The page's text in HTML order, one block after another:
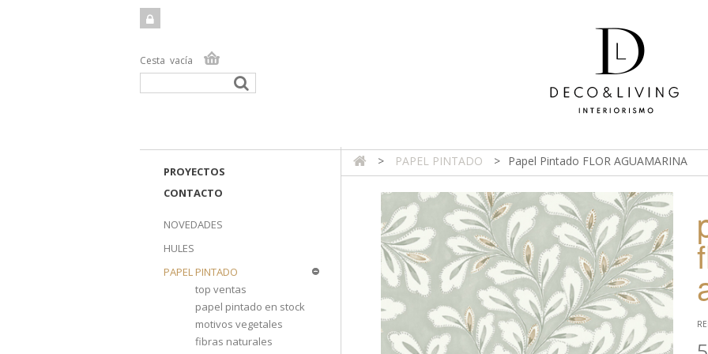
Cesta vacía
TIENDA ONLINE TIENDA FÍSICA PROYECTOS CONTACTO
PROYECTOS
CONTACTO
NOVEDADES
HULES
PAPEL PINTADO
top ventas
papel pintado en stock
motivos vegetales
fibras naturales
> PAPEL PINTADO > Papel Pintado FLOR AGUAMARINA